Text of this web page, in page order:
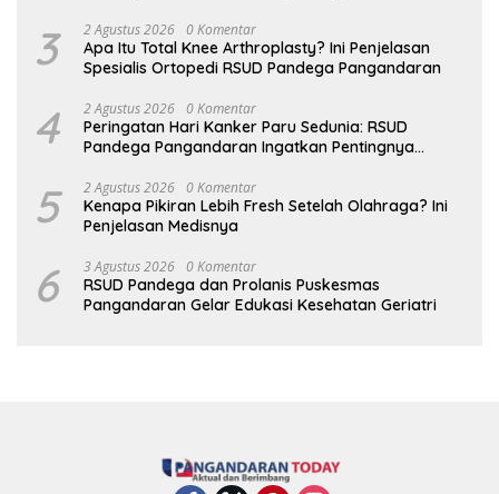
3 2 Agustus 2026 0 Komentar
Apa Itu Total Knee Arthroplasty? Ini Penjelasan
Spesialis Ortopedi RSUD Pandega Pangandaran
4 2 Agustus 2026 0 Komentar
Peringatan Hari Kanker Paru Sedunia: RSUD
Pandega Pangandaran Ingatkan Pentingnya
5 2 Agustus 2026 0 Komentar
Kenapa Pikiran Lebih Fresh Setelah Olahraga? Ini
Penjelasan Medisnya
6 3 Agustus 2026 0 Komentar
RSUD Pandega dan Prolanis Puskesmas
Pangandaran Gelar Edukasi Kesehatan Geriatri